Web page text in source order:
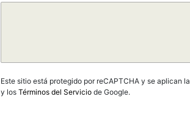
Este sitio está protegido por reCAPTCHA y se aplican la
y los Términos del Servicio de Google.